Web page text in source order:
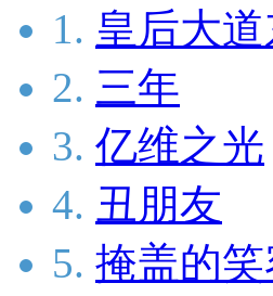
1. 皇后大
2. 三年
3. 亿维之光
4. 丑朋友
5. 掩盖的笑